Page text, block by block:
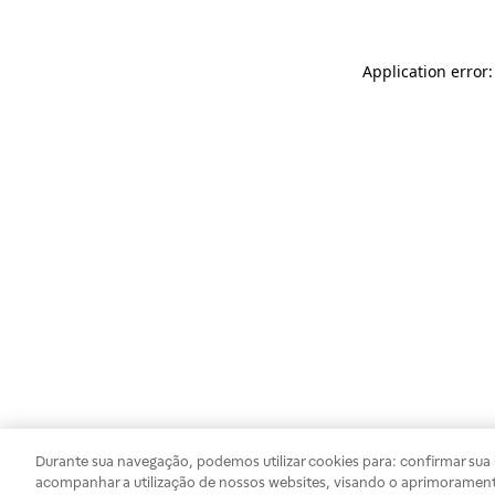
Application
Durante sua navegação, podemos utilizar cookies para: confirmar
acompanhar a utilização de nossos websites, visando o